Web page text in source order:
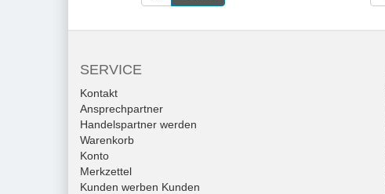
SERVICE
Kontakt
Ansprechpartner
Handelspartner werden
Warenkorb
Konto
Merkzettel
Kunden werben Kunden